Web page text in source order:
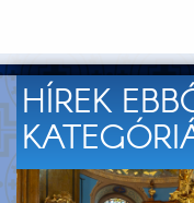
HÍREK